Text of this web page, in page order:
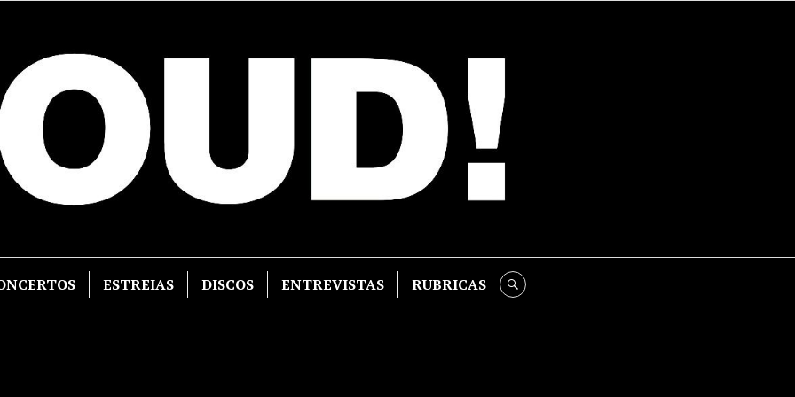
ESTREIAS DISCOS ENTREVISTAS RUBRICAS SEARCH